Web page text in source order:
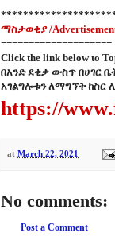
ማስታወቂያ /
====================
Click the link below to
በአንድ ደቂቃ ውስጥ በሀገር
አገልግሎቱን ለማግኘት ከስር
https://
at March 22, 2021
No comments:
Post a Comment